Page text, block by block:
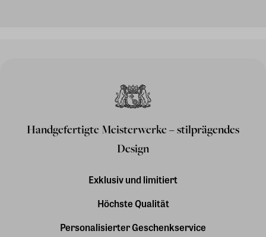
Handgefertigte Meisterwerke – stilprägendes
Design
Exklusiv und limitiert
Höchste Qualität
Personalisierter Geschenkservice